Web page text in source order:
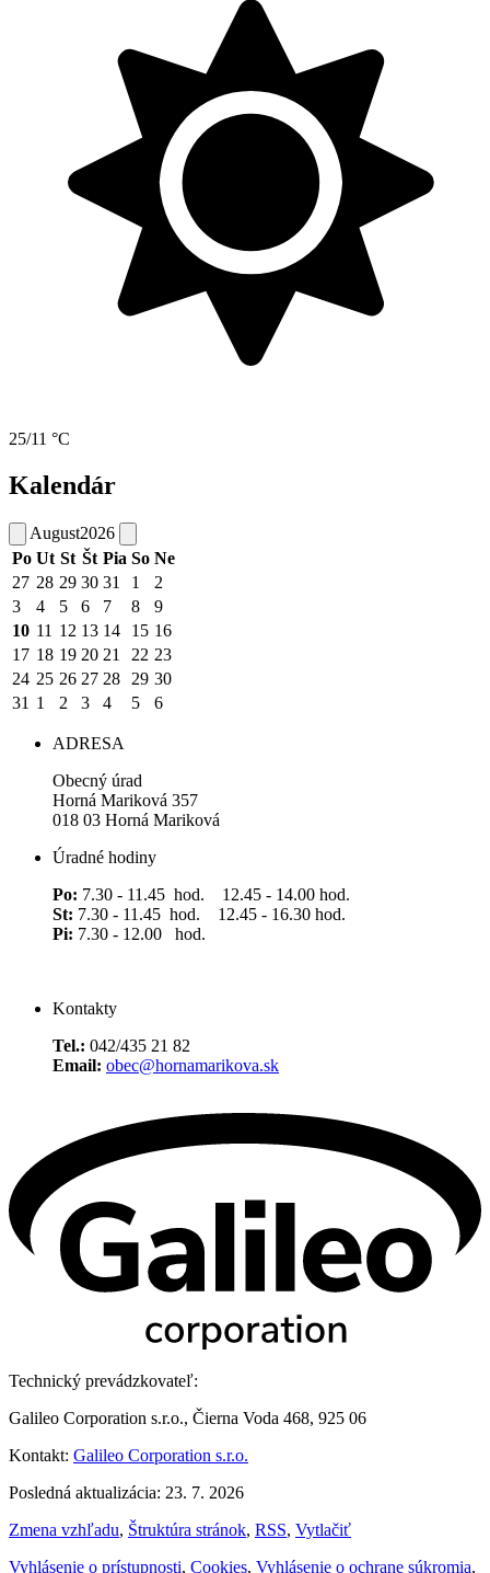
25/11 °C
Kalendár
August2026
Po Ut St Št Pia So Ne
27 28 29 30 31 1
2
3
4 5 6 7 8
9
10 11 12 13 14 15 16
17 18 19 20 21 22 23
24 25 26 27 28 29 30
31 1 2 3 4 5 6
ADRESA
Obecný úrad
Horná Mariková 357
018 03 Horná Mariková
Úradné hodiny
Po: 7.30 - 11.45 hod. 12.45 - 14.00 hod.
St: 7.30 - 11.45 hod. 12.45 - 16.30 hod.
Pi: 7.30 - 12.00 hod.
Kontakty
Tel.: 042/435 21 82
Email: obec@hornamarikova.sk
Technický prevádzkovateľ:
Galileo Corporation s.r.o., Čierna Voda 468, 925 06
Kontakt: Galileo Corporation s.r.o.
Posledná aktualizácia: 23. 7. 2026
Zmena vzhľadu, Štruktúra stránok, RSS, Vytlačiť
Vyhlásenie o prístupnosti, Cookies, Vyhlásenie o ochrane súkromia,